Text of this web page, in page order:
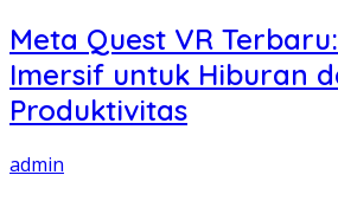
Meta Quest VR
Imersif untuk Hiburan
Produktivitas
admin